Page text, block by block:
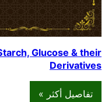
Starch, Glucose & their
Derivatives
تفاصيل أكثر »